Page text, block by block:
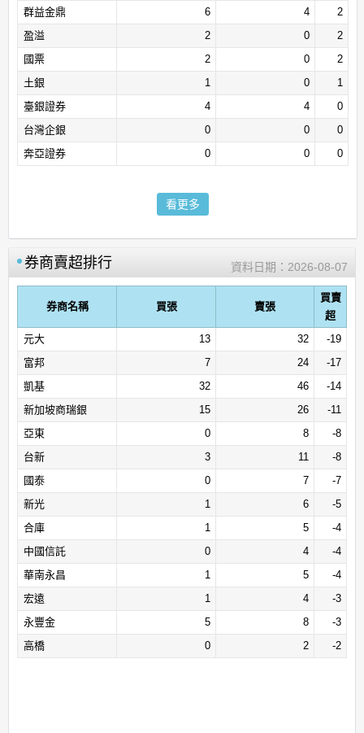
群益金鼎
6 4
2
盈溢
2 0
2
國票
2 0
2
土銀
1 0
1
臺銀證券
4 4
0
台灣企銀
0 0
0
奔亞證券
0 0 0
看更多
券商賣超排行 資料日期： 2026-08-07
券商名稱 買張 賣張
買賣
超
元大
13 32
-19
富邦
7 24
-17
凱基
32 46
-14
新加坡商瑞銀
15 26
-11
亞東
0 8
-8
台新
3 11
-8
國泰
0 7
-7
新光
1 6
-5
合庫
1 5
-4
中國信託
0 4
-4
華南永昌
1 5
-4
宏遠
1 4
-3
永豐金
5 8
-3
高橋
0 2 -2